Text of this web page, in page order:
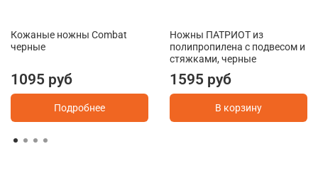
Кожаные ножны Combat
черные
1095 руб
Подробнее
Ножны ПАТРИОТ из
полипропилена с подвесом и
стяжками, черные
1595 руб
В корзину